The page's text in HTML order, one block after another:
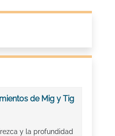
de Mig y Tig
y la profundidad